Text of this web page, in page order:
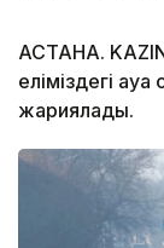
АСТАНА.
еліміздегі
жариялады.